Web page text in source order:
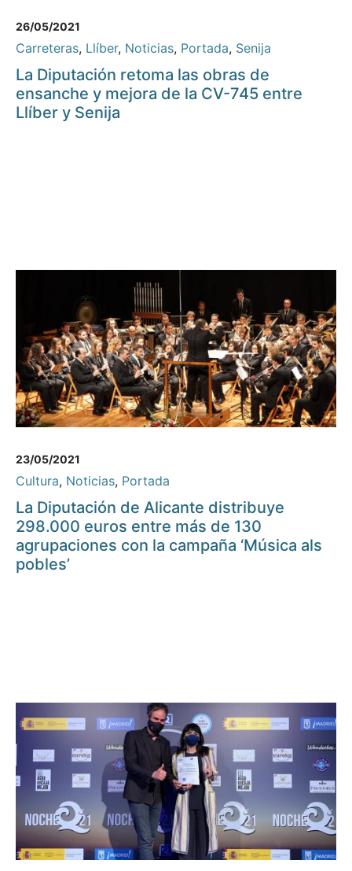
26/05/2021
Carreteras, Llíber, Noticias, Portada, Senija
La Diputación retoma las obras de
ensanche y mejora de la CV-745 entre
Llíber y Senija
23/05/2021
Cultura, Noticias, Portada
La Diputación de Alicante distribuye
298.000 euros entre más de 130
agrupaciones con la campaña ‘Música als
pobles’